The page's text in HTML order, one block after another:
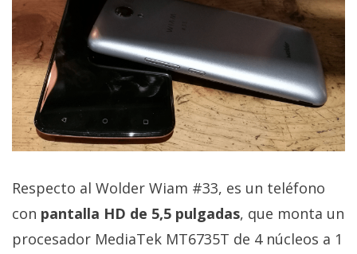
Respecto al Wolder Wiam #33, es un teléfono
con pantalla HD de 5,5 pulgadas, que monta un
procesador MediaTek MT6735T de 4 núcleos a 1